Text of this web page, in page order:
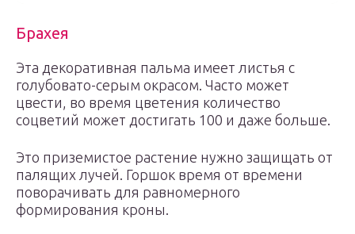
Брахея
Эта декоративная пальма имеет листья с
голубовато-серым окрасом. Часто может
цвести, во время цветения количество
соцветий может достигать 100 и даже больше.
Это приземистое растение нужно защищать от
палящих лучей. Горшок время от времени
поворачивать для равномерного
формирования кроны.